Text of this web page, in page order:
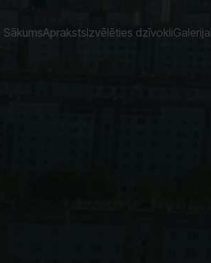
SākumsAprakstsIzvēlēties dzīvokliGalerija